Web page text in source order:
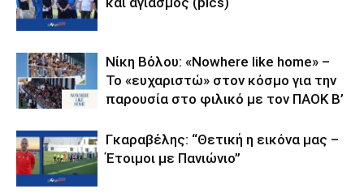
Νίκη Βόλου: «Nowhere like home» –
Το «ευχαριστώ» στον κόσμο για την
παρουσία στο φιλικό με τον ΠΑΟΚ Β’
Γκαραβέλης: “Θετική η εικόνα μας –
Έτοιμοι με Πανιώνιο”